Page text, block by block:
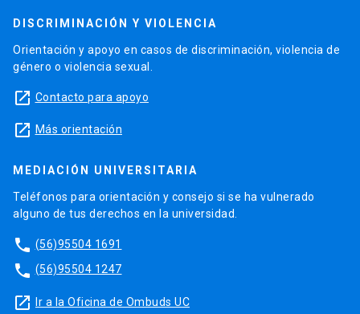
DISCRIMINACIÓN Y VIOLENCIA
Orientación y apoyo en casos de discriminación, violencia de
género o violencia sexual.
launch Contacto para apoyo
launch Más orientación
MEDIACIÓN UNIVERSITARIA
Teléfonos para orientación y consejo si se ha vulnerado
alguno de tus derechos en la universidad.
phone (56)95504 1691
phone (56)95504 1247
launch Ir a la Oficina de Ombuds UC